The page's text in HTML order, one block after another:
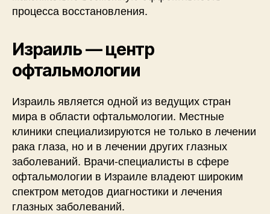
процесса восстановления.
Израиль — центр
офтальмологии
Израиль является одной из ведущих стран
мира в области офтальмологии. Местные
клиники специализируются не только в лечении
рака глаза, но и в лечении других глазных
заболеваний. Врачи-специалисты в сфере
офтальмологии в Израиле владеют широким
спектром методов диагностики и лечения
глазных заболеваний.